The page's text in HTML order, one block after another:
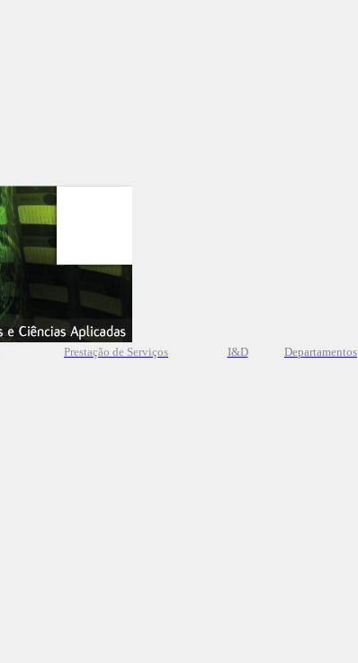
Prestação de Serviços I&D Departamentos